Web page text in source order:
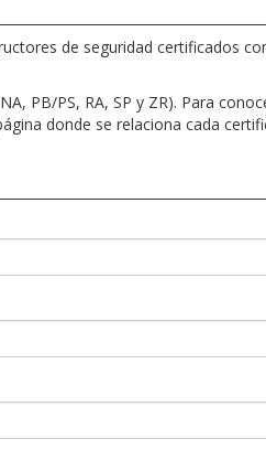
de seguridad certificados
PB/PS, RA, SP y ZR). Para
donde se relaciona cada